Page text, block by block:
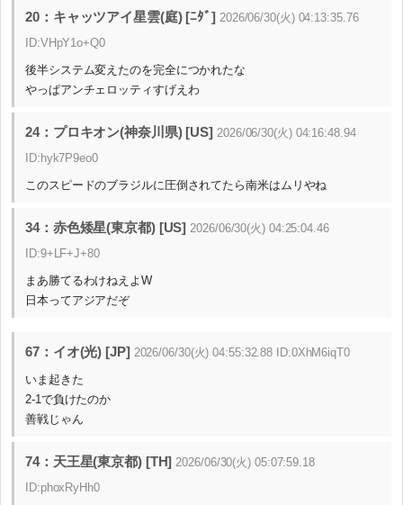
20：キャッツアイ星雲(庭) [ﾆﾀﾞ] 2026/06/30(火) 04:13:35.76
ID:VHpY1o+Q0
後半システム変えたのを完全につかれたな
やっぱアンチェロッティすげえわ
24：プロキオン(神奈川県) [US] 2026/06/30(火) 04:16:48.94
ID:hyk7P9eo0
このスピードのブラジルに圧倒されてたら南米はムリやね
34：赤色矮星(東京都) [US] 2026/06/30(火) 04:25:04.46
ID:9+LF+J+80
まあ勝てるわけねえよW
日本ってアジアだぞ
67：イオ(光) [JP] 2026/06/30(火) 04:55:32.88 ID:0XhM6iqT0
いま起きた
2-1で負けたのか
善戦じゃん
74：天王星(東京都) [TH] 2026/06/30(火) 05:07:59.18
ID:phoxRyHh0